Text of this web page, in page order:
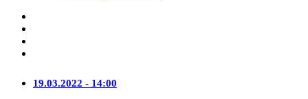
19.03.2022 - 14:00